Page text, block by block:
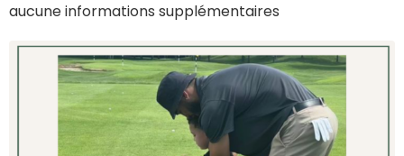
aucune informations supplémentaires